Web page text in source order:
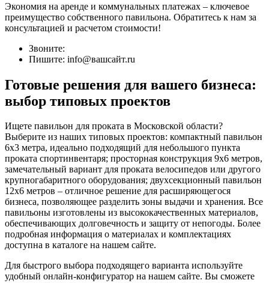
Экономия на аренде и коммунальных платежах – ключевое
преимущество собственного павильона. Обратитесь к нам за
консультацией и расчетом стоимости!
Звоните:
Пишите: info@вашсайт.ru
Готовые решения для вашего бизнеса:
выбор типовых проектов
Ищете павильон для проката в Московской области?
Выберите из наших типовых проектов: компактный павильон
6х3 метра, идеально подходящий для небольшого пункта
проката спортинвентаря; просторная конструкция 9х6 метров,
замечательный вариант для проката велосипедов или другого
крупногабаритного оборудования; двухсекционный павильон
12х6 метров – отличное решение для расширяющегося
бизнеса, позволяющее разделить зоны выдачи и хранения. Все
павильоны изготовлены из высококачественных материалов,
обеспечивающих долговечность и защиту от непогоды. Более
подробная информация о материалах и комплектациях
доступна в каталоге на нашем сайте.
Для быстрого выбора подходящего варианта используйте
удобный онлайн-конфигуратор на нашем сайте. Вы сможете